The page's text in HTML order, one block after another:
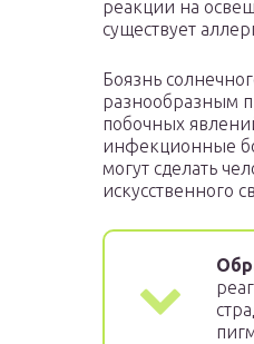
реакции на
существует
Боязнь
разнообразным
побочных
инфекционные
могут сделать
искусственного